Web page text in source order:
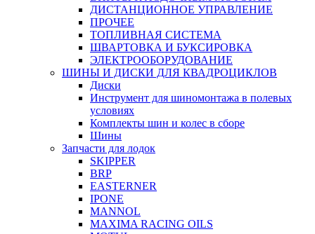
ДИСТАНЦИОННОЕ УПРАВЛЕНИЕ
ПРОЧЕЕ
ТОПЛИВНАЯ СИСТЕМА
ШВАРТОВКА И БУКСИРОВКА
ЭЛЕКТРООБОРУДОВАНИЕ
ШИНЫ И ДИСКИ ДЛЯ КВАДРОЦИКЛОВ
Диски
Инструмент для шиномонтажа в полевых
условиях
Комплекты шин и колес в сборе
Шины
Запчасти для лодок
SKIPPER
BRP
EASTERNER
IPONE
MANNOL
MAXIMA RACING OILS